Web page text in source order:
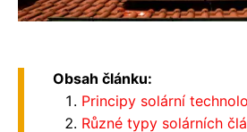
Obsah článku:
Principy solární
Různé typy solárních